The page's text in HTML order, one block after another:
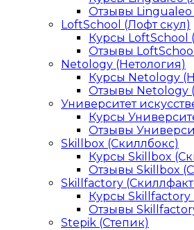
Отзывы Lingualeo
LoftSchool (Лофт скул)
Курсы LoftSchool
Отзывы
Netology (Нетология)
Курсы Netology
Отзывы Netology
Университет
Курсы
Отзывы
Skillbox (Скиллбокс)
Курсы Skillbox
Отзывы Skillbox
Skillfactory
Курсы Skillfactory
Отзывы
Stepik (Степик)